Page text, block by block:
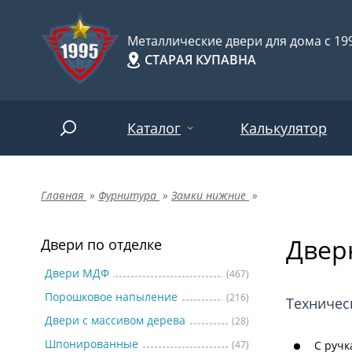
Металлические двери для дома с
СТАРАЯ КУПАВНА
Каталог
Двери по отделке
Двери по назначению
Двери по особенностям
Калькулятор
Главная » Фурнитура » Замки нижние »
Двери по отделке
Двери МДФ (467)
Порошковое напыление (216)
Двери с массивом дерева (28)
Шпонированные (47)
С